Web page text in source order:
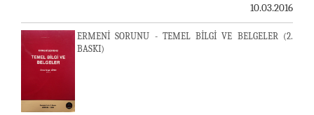
10.03.2016
ERMENİ SORUNU - TEMEL BİLGİ VE BELGELER (2.
BASKI)